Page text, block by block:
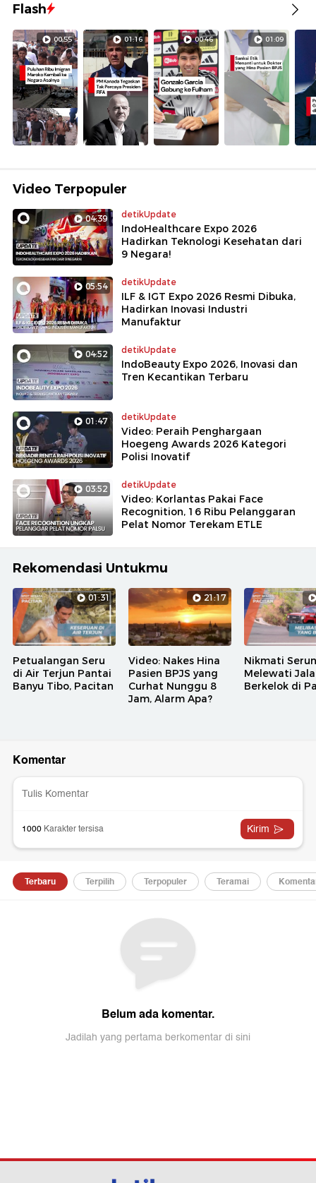
Flash
00:55 01:16 00:46 01:09
Video Terpopuler
04:39 detikUpdate
IndoHealthcare Expo 2026
Hadirkan Teknologi Kesehatan dari
9 Negara!
05:54 detikUpdate
ILF & IGT Expo 2026 Resmi Dibuka,
Hadirkan Inovasi Industri
Manufaktur
04:52 detikUpdate
IndoBeauty Expo 2026, Inovasi dan
Tren Kecantikan Terbaru
01:47 detikUpdate
Video: Peraih Penghargaan
Hoegeng Awards 2026 Kategori
Polisi Inovatif
03:52 detikUpdate
Video: Korlantas Pakai Face
Recognition, 16 Ribu Pelanggaran
Pelat Nomor Terekam ETLE
Rekomendasi Untukmu
01:31
Petualangan Seru
di Air Terjun Pantai
Banyu Tibo, Pacitan
21:17
Video: Nakes Hina
Pasien BPJS yang
Curhat Nunggu 8
Jam, Alarm Apa?
Nikmati
Melewati
Berkelok di